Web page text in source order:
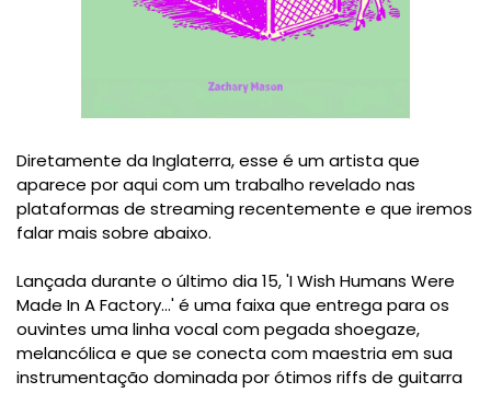
Diretamente da Inglaterra, esse é um artista que
aparece por aqui com um trabalho revelado nas
plataformas de streaming recentemente e que iremos
falar mais sobre abaixo.
Lançada durante o último dia 15, 'I Wish Humans Were
Made In A Factory...' é uma faixa que entrega para os
ouvintes uma linha vocal com pegada shoegaze,
melancólica e que se conecta com maestria em sua
instrumentação dominada por ótimos riffs de guitarra